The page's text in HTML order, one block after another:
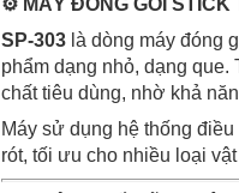
⚙
MÁY ĐÓNG GÓI
SP-303 là dòng máy đóng
phẩm dạng nhỏ, dạng
chất tiêu dùng, nhờ khả
Máy sử dụng hệ thống
rót, tối ưu cho nhiều loại